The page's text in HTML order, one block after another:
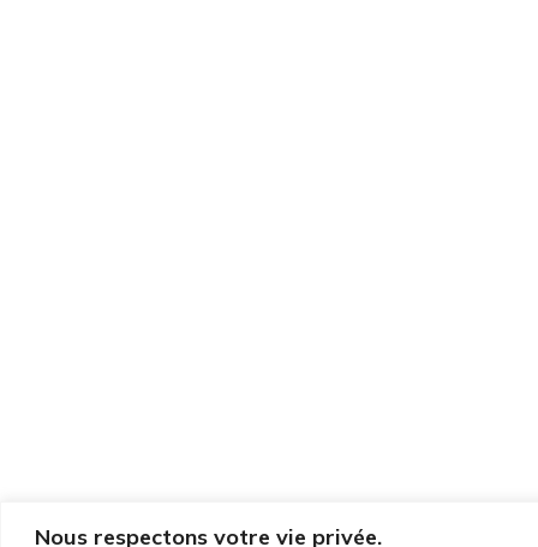
Nous respectons votre vie privée.